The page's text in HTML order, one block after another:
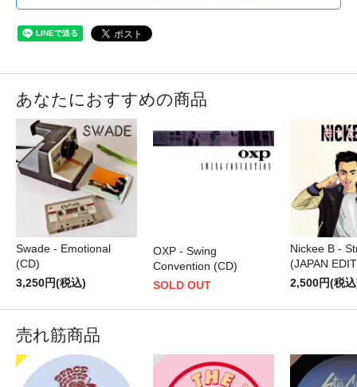
あなたにおすすめの商品
Swade - Emotional
(CD)
3,250円(税込)
OXP - Swing
Convention (CD)
SOLD OUT
Nickee B -
(JAPAN
2,500円(税
売れ筋商品